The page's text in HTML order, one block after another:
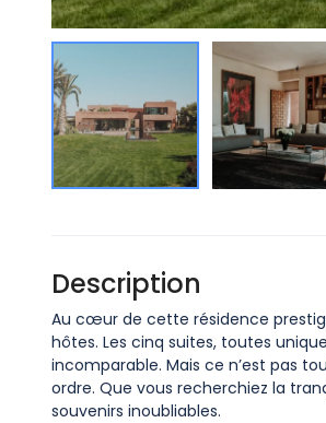
Description
Au cœur de cette résidence
hôtes. Les cinq suites, toutes
incomparable. Mais ce n’est pas
ordre. Que vous recherchiez la
souvenirs inoubliables.